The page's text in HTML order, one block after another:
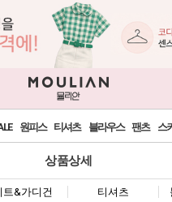
원피스 티셔츠 블라우스 팬츠 스
상품상세
트&가디건 티셔츠